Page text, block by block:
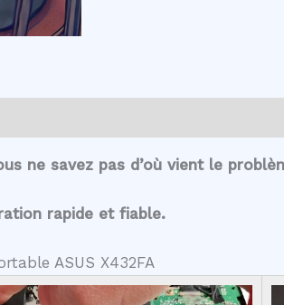
ne savez pas d’où vient le
rapide et fiable.
ASUS X432FA